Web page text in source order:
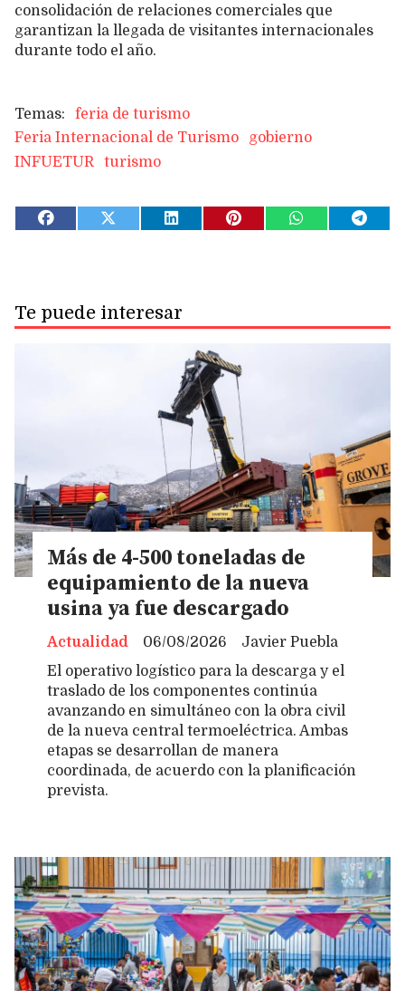
consolidación de relaciones comerciales que
garantizan la llegada de visitantes internacionales
durante todo el año.
feria de turismo
Feria Internacional de Turismo
gobierno
INFUETUR
turismo
Te puede interesar
Más de 4-500 toneladas de
equipamiento de la nueva
usina ya fue descargado
Javier Puebla
Actualidad
06/08/2026
El operativo logístico para la descarga y el
traslado de los componentes continúa
avanzando en simultáneo con la obra civil
de la nueva central termoeléctrica. Ambas
etapas se desarrollan de manera
coordinada, de acuerdo con la planificación
prevista.